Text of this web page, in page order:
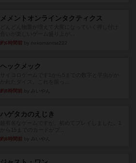
メメントオンラインタクティクス
約6時間前
ヘックメック
約8時間前
ハゲタカのえじき
約8時間前